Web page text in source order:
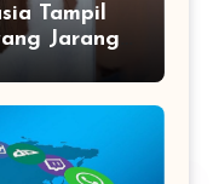
Tampil
Jarang